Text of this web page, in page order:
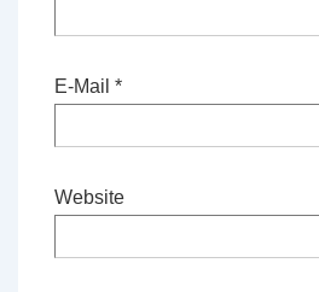
E-Mail *
Website